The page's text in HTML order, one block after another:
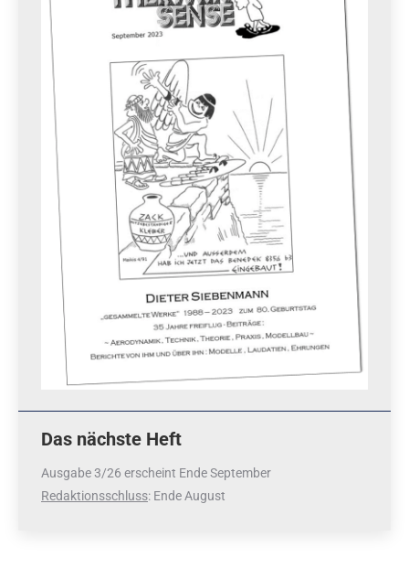
Das nächste Heft
Ausgabe 3/26 erscheint Ende September
Redaktionsschluss: Ende August